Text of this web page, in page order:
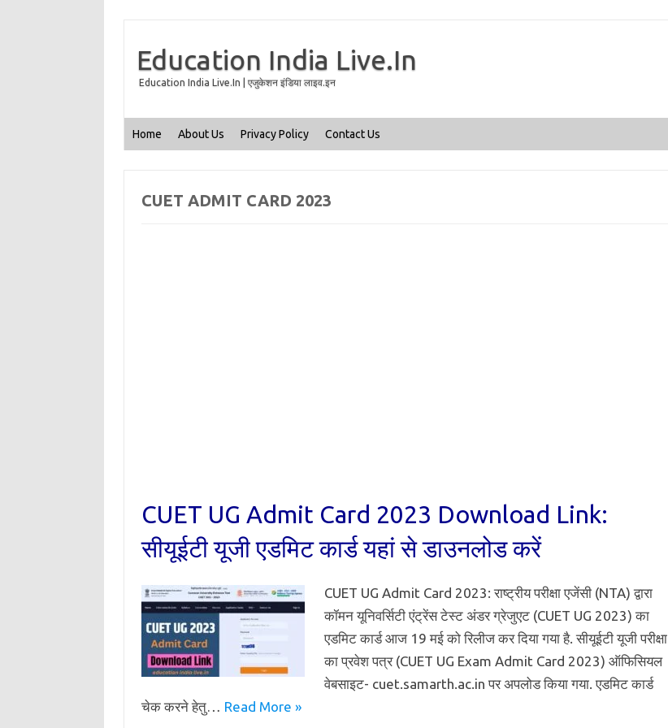
Education India Live.In
Education India Live.In | एजुकेशन इंडिया लाइव.इन
Home About Us Privacy Policy Contact Us
CUET ADMIT CARD 2023
CUET UG Admit Card 2023 Download Link:
सीयूईटी यूजी एडमिट कार्ड यहां से डाउनलोड करें
CUET UG Admit Card 2023: राष्ट्रीय परीक्षा एजेंसी (NTA) द्वारा
कॉमन यूनिवर्सिटी एंट्रेंस टेस्ट अंडर ग्रेजुएट (CUET UG 2023) का
एडमिट कार्ड आज 19 मई को रिलीज कर दिया गया है. सीयूईटी यूजी परीक्षा
का प्रवेश पत्र (CUET UG Exam Admit Card 2023) ऑफिसियल
वेबसाइट- cuet.samarth.ac.in पर अपलोड किया गया. एडमिट कार्ड
चेक करने हेतु… Read More »